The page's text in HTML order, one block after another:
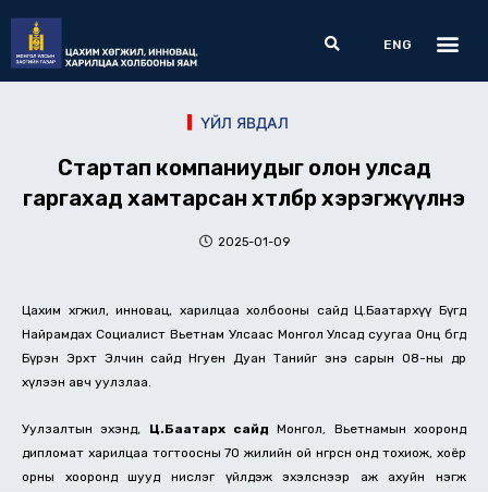
content
Search
ENG
ҮЙЛ ЯВДАЛ
Стартап компаниудыг олон улсад
гаргахад хамтарсан хөтөлбөр хэрэгжүүлнэ
2025-01-09
Цахим хөгжил, инновац, харилцаа холбооны сайд Ц.Баатархүү Бүгд
Найрамдах Социалист Вьетнам Улсаас Монгол Улсад суугаа Онц бөгөөд
Бүрэн Эрхт Элчин сайд Нгуен Дуан Танийг энэ сарын 08-ны өдөр
хүлээн авч уулзлаа.
Уулзалтын эхэнд, Ц.Баатархүү сайд Монгол, Вьетнамын хооронд
дипломат харилцаа тогтоосны 70 жилийн ой өнгөрсөн онд тохиож, хоёр
орны хооронд шууд нислэг үйлдэж эхэлснээр аж ахуйн нэгж